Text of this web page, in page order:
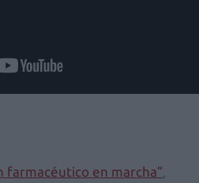
farmacéutico en marcha”